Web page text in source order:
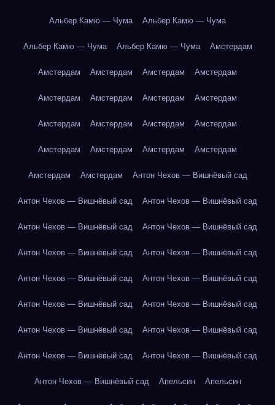
Альбер Камю — Чума Альбер Камю — Чума
Альбер Камю — Чума Альбер Камю — Чума Амстердам
Амстердам Амстердам Амстердам Амстердам
Амстердам Амстердам Амстердам Амстердам
Амстердам Амстердам Амстердам Амстердам
Амстердам Амстердам Амстердам Амстердам
Амстердам Амстердам Антон Чехов — Вишнёвый сад
Антон Чехов — Вишнёвый сад Антон Чехов — Вишнёвый сад
Антон Чехов — Вишнёвый сад Антон Чехов — Вишнёвый сад
Антон Чехов — Вишнёвый сад Антон Чехов — Вишнёвый сад
Антон Чехов — Вишнёвый сад Антон Чехов — Вишнёвый сад
Антон Чехов — Вишнёвый сад Антон Чехов — Вишнёвый сад
Антон Чехов — Вишнёвый сад Антон Чехов — Вишнёвый сад
Антон Чехов — Вишнёвый сад Антон Чехов — Вишнёвый сад
Антон Чехов — Вишнёвый сад Апельсин Апельсин